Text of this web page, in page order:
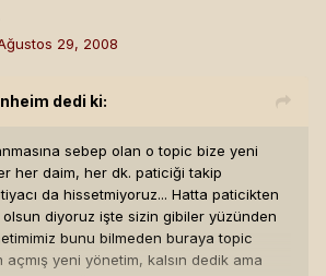
29, 2008
dedi ki:
sebep olan o topic bize yeni
her daim, her dk. paticiği takip
da hissetmiyoruz... Hatta paticikten
diyoruz işte sizin gibiler yüzünden
bunu bilmeden buraya topic
açmış yeni yönetim, kalsın dedik ama